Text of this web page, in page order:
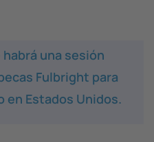
una sesión
Fulbright para
Estados Unidos.